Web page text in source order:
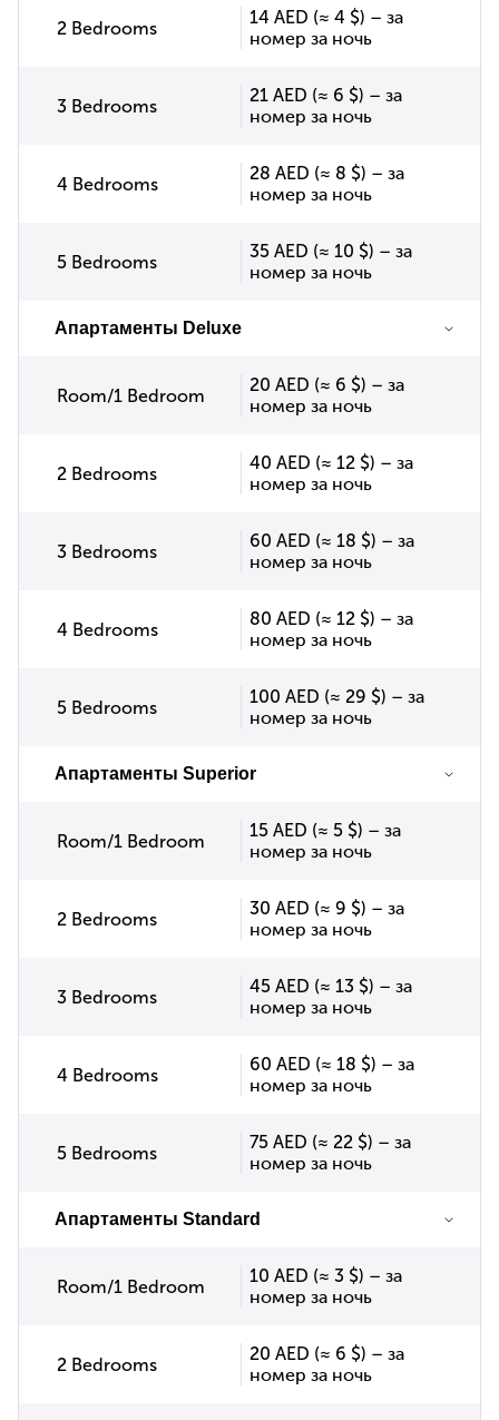
2 Bedrooms
14 AED (≈ 4 $) – за
номер за ночь
3 Bedrooms
21 AED (≈ 6 $) – за
номер за ночь
4 Bedrooms
28 AED (≈ 8 $) – за
номер за ночь
5 Bedrooms
35 AED (≈ 10 $) – за
номер за ночь
Апартаменты Deluxe
Room/1 Bedroom
20 AED (≈ 6 $) – за
номер за ночь
2 Bedrooms
40 AED (≈ 12 $) – за
номер за ночь
3 Bedrooms
60 AED (≈ 18 $) – за
номер за ночь
4 Bedrooms
80 AED (≈ 12 $) – за
номер за ночь
5 Bedrooms
100 AED (≈ 29 $) – за
номер за ночь
Апартаменты Superior
Room/1 Bedroom
15 AED (≈ 5 $) – за
номер за ночь
2 Bedrooms
30 AED (≈ 9 $) – за
номер за ночь
3 Bedrooms
45 AED (≈ 13 $) – за
номер за ночь
4 Bedrooms
60 AED (≈ 18 $) – за
номер за ночь
5 Bedrooms
75 AED (≈ 22 $) – за
номер за ночь
Апартаменты Standard
Room/1 Bedroom
10 AED (≈ 3 $) – за
номер за ночь
2 Bedrooms
20 AED (≈ 6 $) – за
номер за ночь